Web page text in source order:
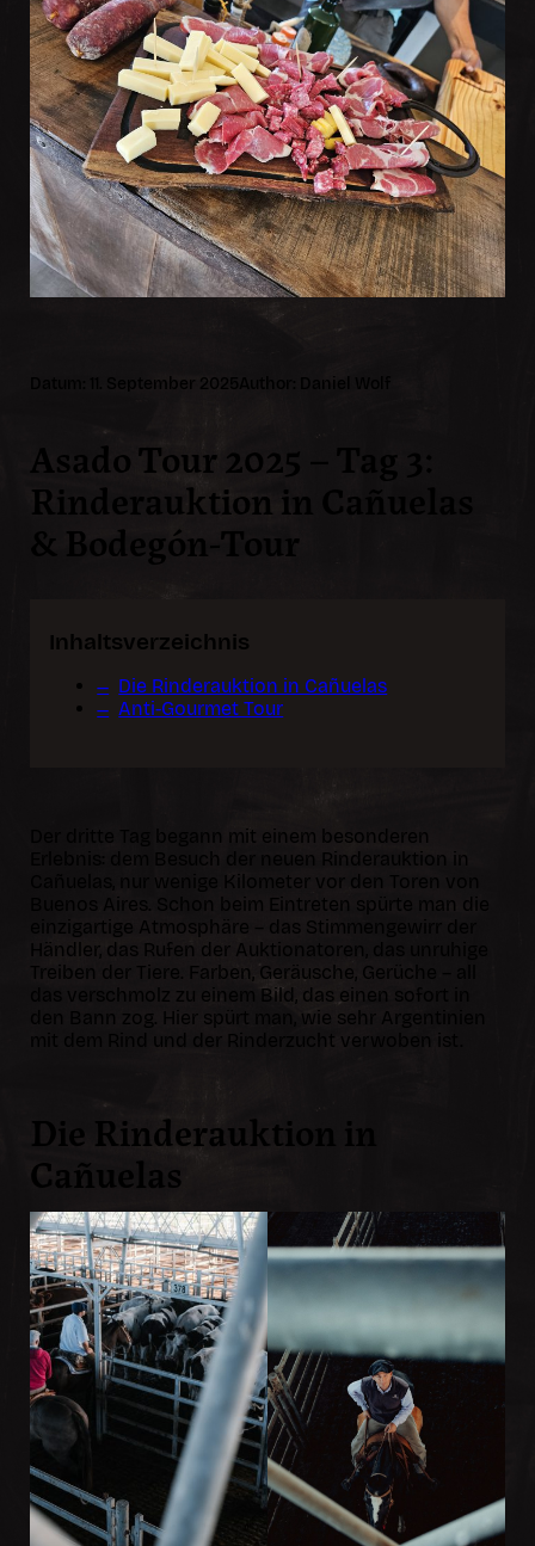
Datum: 11. September 2025 Author: Daniel Wolf
Asado Tour 2025 – Tag 3:
Rinderauktion in Cañuelas
& Bodegón-Tour
Inhaltsverzeichnis
Die Rinderauktion in Cañuelas
Anti-Gourmet Tour
Der dritte Tag begann mit einem besonderen
Erlebnis: dem Besuch der neuen Rinderauktion in
Cañuelas, nur wenige Kilometer vor den Toren von
Buenos Aires. Schon beim Eintreten spürte man die
einzigartige Atmosphäre – das Stimmengewirr der
Händler, das Rufen der Auktionatoren, das unruhige
Treiben der Tiere. Farben, Geräusche, Gerüche – all
das verschmolz zu einem Bild, das einen sofort in
den Bann zog. Hier spürt man, wie sehr Argentinien
mit dem Rind und der Rinderzucht verwoben ist.
Die Rinderauktion in
Cañuelas